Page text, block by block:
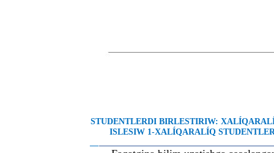
STUDENTLERDI BIRLESTIRIW:
ISLESIW 1-XALÍQARALÍQ